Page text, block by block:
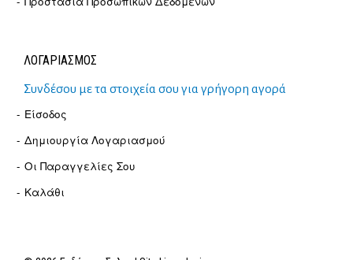
ΛΟΓΑΡΙΑΣΜΟΣ
Συνδέσου με τα στοιχεία σου για γρήγορη αγορά
Είσοδος
Δημιουργία Λογαριασμού
Οι Παραγγελίες Σου
Καλάθι